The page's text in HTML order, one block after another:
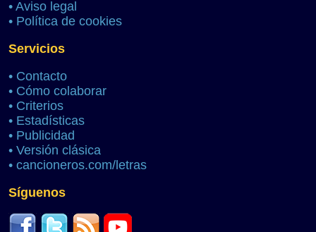
• Aviso legal
• Política de cookies
Servicios
• Contacto
• Cómo colaborar
• Criterios
• Estadísticas
• Publicidad
• Versión clásica
• cancioneros.com/letras
Síguenos